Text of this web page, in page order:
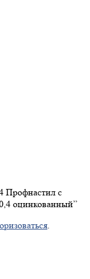
Профнастил с
оцинкованный”
.